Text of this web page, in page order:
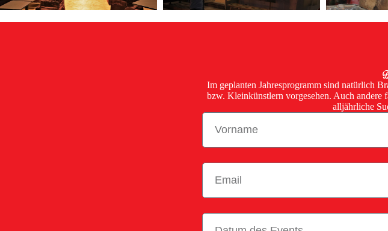
Im geplanten Jahresprogramm sind natürlich
bzw. Kleinkünstlern vorgesehen. Auch andere
alljährliche